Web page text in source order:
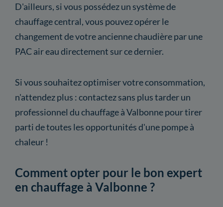
D'ailleurs, si vous possédez un système de
chauffage central, vous pouvez opérer le
changement de votre ancienne chaudière par une
PAC air eau directement sur ce dernier.
Si vous souhaitez optimiser votre consommation,
n'attendez plus : contactez sans plus tarder un
professionnel du chauffage à Valbonne pour tirer
parti de toutes les opportunités d'une pompe à
chaleur !
Comment opter pour le bon expert
en chauffage à Valbonne ?